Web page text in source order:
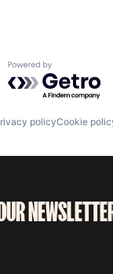
Powered by
policyCookie